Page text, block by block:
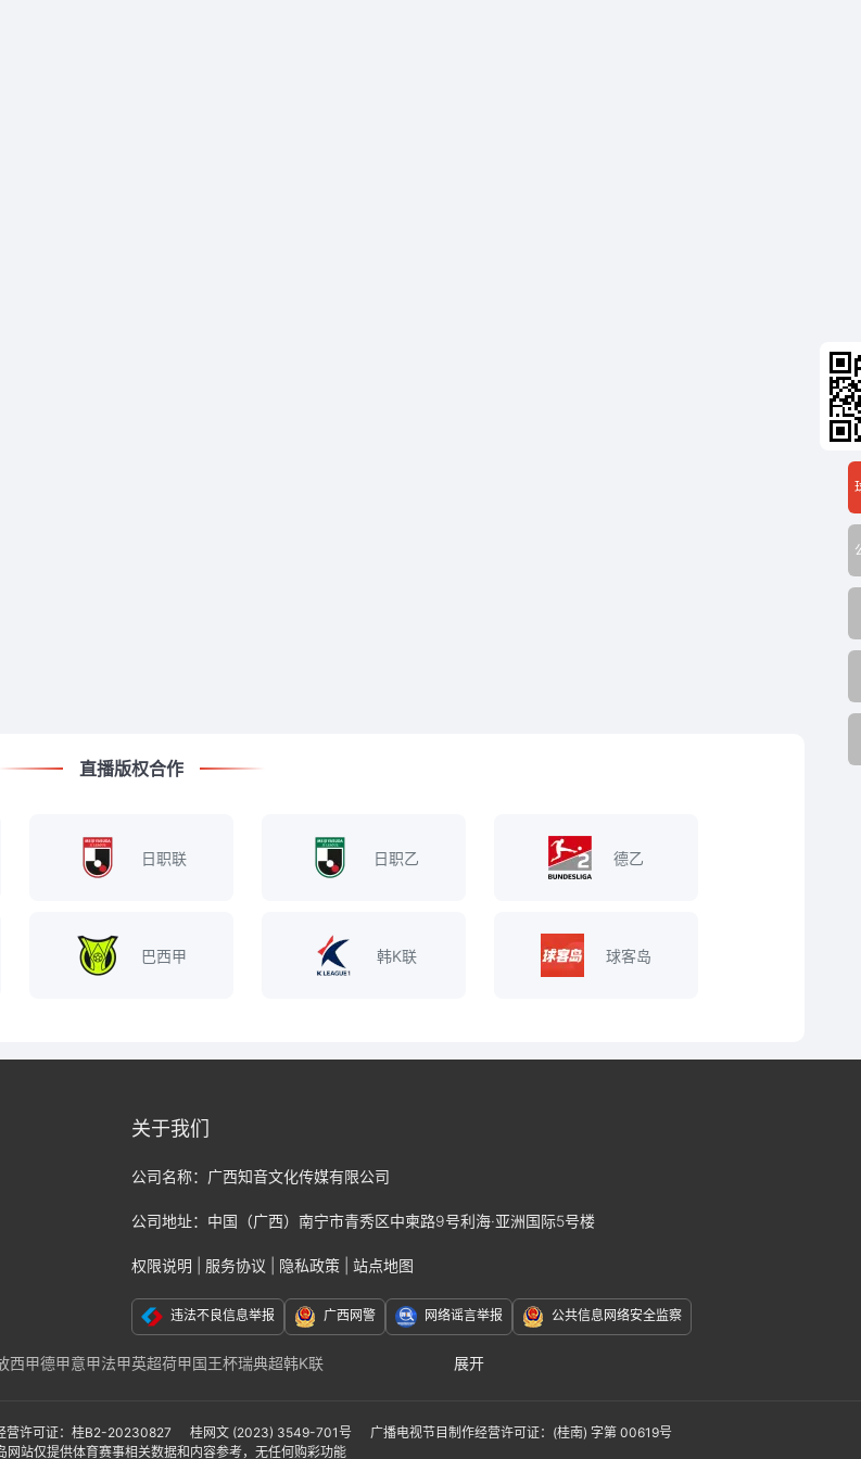
直播版权合作
日职联 日职乙 德乙
巴西甲 韩K联 球客岛
关于我们
公司名称： 广西知音文化传媒有限公司
公司地址： 中国（广西）南宁市青秀区中柬路9号利海·亚洲国际5号楼
权限说明 服务协议 隐私政策 站点地图
违法不良信息举报 广西网警 网络谣言举报 公共信息网络安全监察
西甲德甲意甲法甲英超荷甲国王杯瑞典超韩K联
展开
杯美职联 墨西哥联赛非洲杯日本职业联赛J1日本职业联赛J2
营许可证：桂B2-20230827 桂网文 (2023) 3549-701号
广播电视节目制作经营许可证：(桂南) 字第 00619号
网站仅提供体育赛事相关数据和内容参考，无任何购彩功能